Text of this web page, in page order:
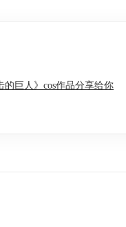
的巨人》cos作品分享给你